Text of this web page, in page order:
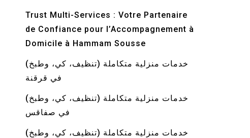
Trust Multi-Services : Votre Partenaire
de Confiance pour l’Accompagnement à
Domicile à Hammam Sousse
خدمات منزلية متكاملة (تنظيف، كي، وطبخ)
في قرقنة
خدمات منزلية متكاملة (تنظيف، كي، وطبخ)
في صفاقس
خدمات منزلية متكاملة (تنظيف، كي، وطبخ)